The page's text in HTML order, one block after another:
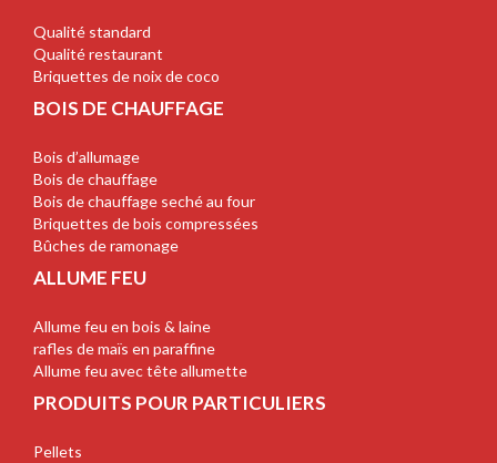
Qualité standard
Qualité restaurant
Briquettes de noix de coco
BOIS DE CHAUFFAGE
Bois d’allumage
Bois de chauffage
Bois de chauffage seché au four
Briquettes de bois compressées
Bûches de ramonage
ALLUME FEU
Allume feu en bois & laine
rafles de maïs en paraffine
Allume feu avec tête allumette
PRODUITS POUR PARTICULIERS
Pellets